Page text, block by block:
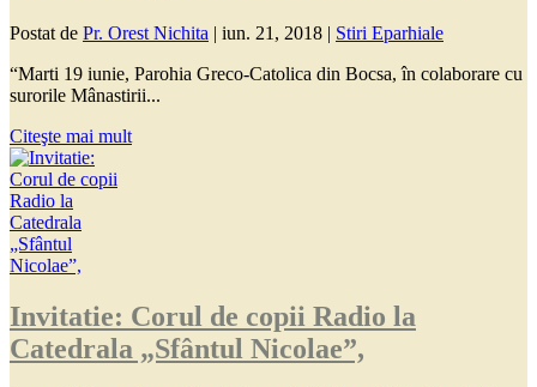
Postat de Pr. Orest Nichita | iun. 21, 2018 | Stiri Eparhiale
“Marti 19 iunie, Parohia Greco-Catolica din Bocsa, în colaborare cu
surorile Mânastirii...
Citeşte mai mult
Invitatie: Corul de copii Radio la
Catedrala „Sfântul Nicolae”,